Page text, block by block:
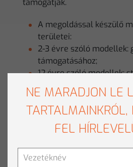
KAPCSOLÓDÓ TERMÉKEK
támogatják.
A megoldással készülő
területei:
2-3 évre szóló modellek:
támogatásához;
12 évre szóló modellek:
NE MARADJON LE
TARTALMAINKRÓL,
FEL